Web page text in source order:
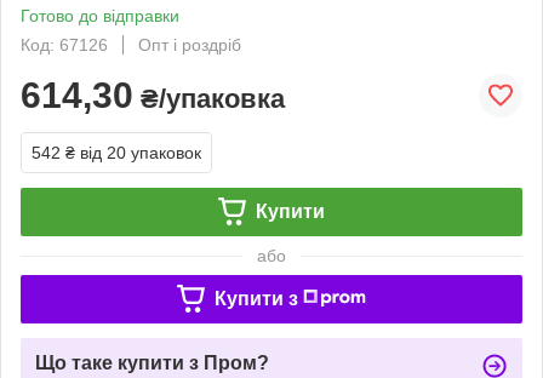
Готово до відправки
Код: 67126
Опт і роздріб
614,30 ₴/упаковка
542 ₴ від 20 упаковок
Купити
або
Купити з
Що таке купити з Пром?